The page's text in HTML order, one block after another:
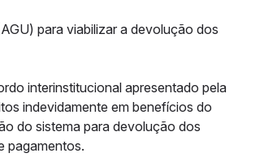
para viabilizar a devolução dos
interinstitucional apresentado pela
indevidamente em benefícios do
do sistema para devolução dos
pagamentos.